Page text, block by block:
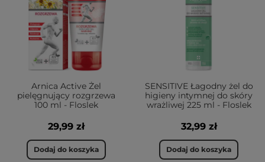
Arnica Active Żel
pielęgnujący rozgrzewa
100 ml - Floslek
29,99 zł
Dodaj do koszyka
SENSITIVE Łagodny żel do
higieny intymnej do skóry
wrażliwej 225 ml - Floslek
32,99 zł
Dodaj do koszyka